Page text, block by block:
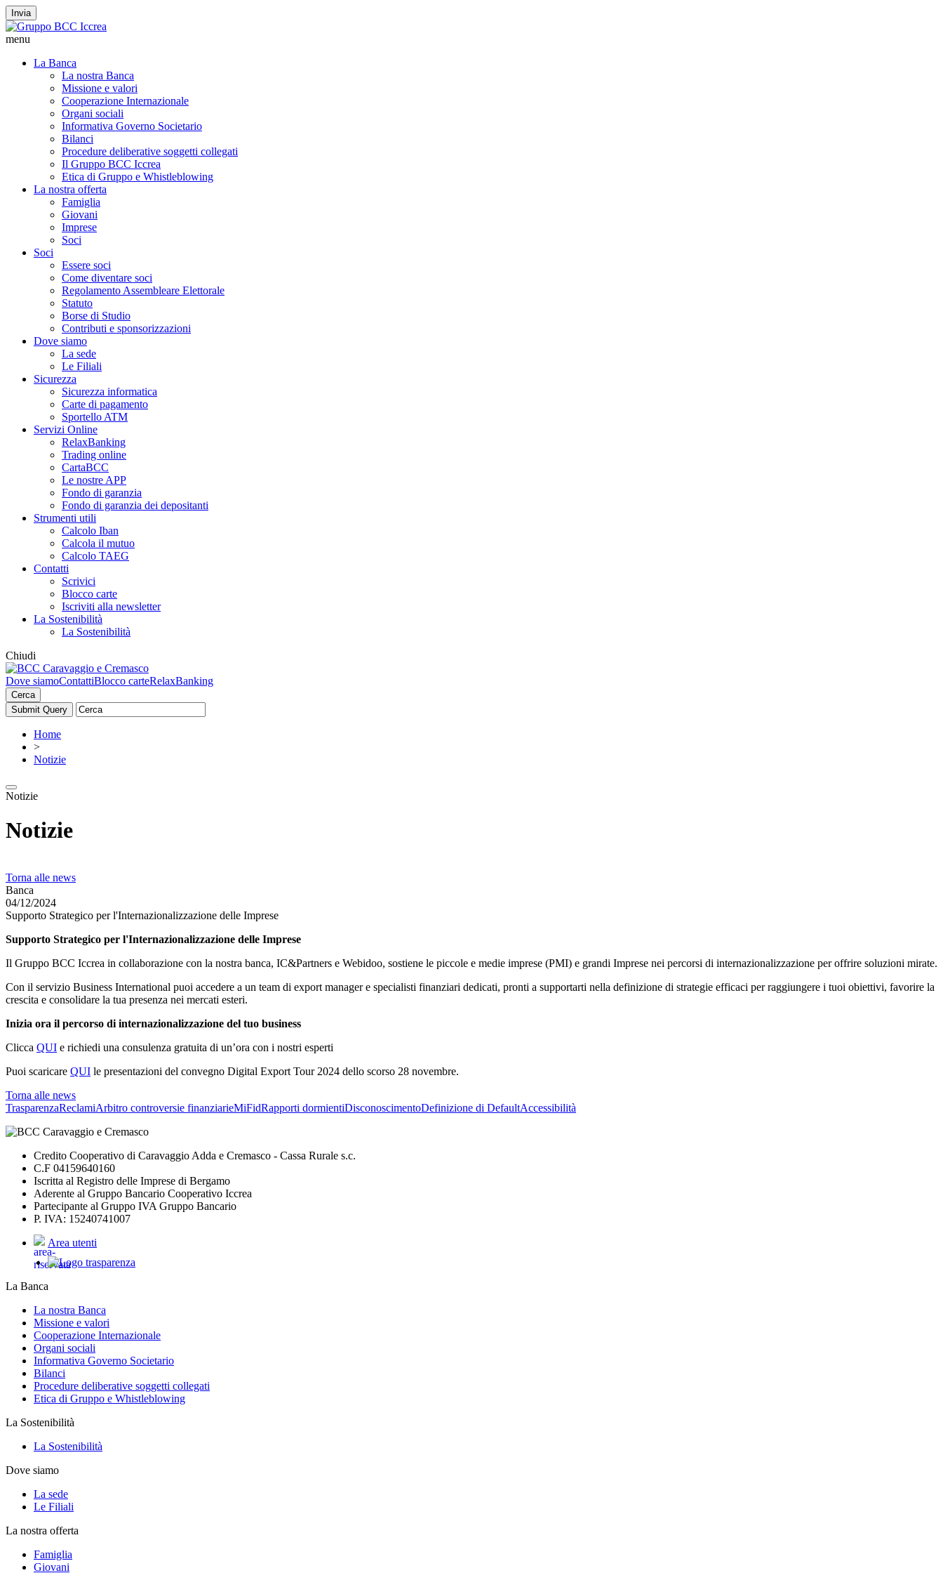
Invia
menu
La Banca
La nostra Banca
Missione e valori
Cooperazione Internazionale
Organi sociali
Informativa Governo Societario
Bilanci
Procedure deliberative soggetti collegati
Il Gruppo BCC Iccrea
Etica di Gruppo e Whistleblowing
La nostra offerta
Famiglia
Giovani
Imprese
Soci
Soci
Essere soci
Come diventare soci
Regolamento Assembleare Elettorale
Statuto
Borse di Studio
Contributi e sponsorizzazioni
Dove siamo
La sede
Le Filiali
Sicurezza
Sicurezza informatica
Carte di pagamento
Sportello ATM
Servizi Online
RelaxBanking
Trading online
CartaBCC
Le nostre APP
Fondo di garanzia
Fondo di garanzia dei depositanti
Strumenti utili
Calcolo Iban
Calcola il mutuo
Calcolo TAEG
Contatti
Scrivici
Blocco carte
Iscriviti alla newsletter
La Sostenibilità
La Sostenibilità
Chiudi
Dove siamoContattiBlocco carteRelaxBanking
Cerca
Home
>
Notizie
Notizie
Notizie
Torna alle news
Banca
04/12/2024
Supporto Strategico per l'Internazionalizzazione delle Imprese
Supporto Strategico per l'Internazionalizzazione delle Imprese
Il Gruppo BCC Iccrea in collaborazione con la nostra banca, IC&Partners e Webidoo, sostiene le piccole e medie imprese (PMI) e grandi Imprese nei percorsi di internazionalizzazione per offrire soluzioni mirate.
Con il servizio Business International puoi accedere a un team di export manager e specialisti finanziari dedicati, pronti a supportarti nella definizione di strategie efficaci per raggiungere i tuoi obiettivi, favorire la
crescita e consolidare la tua presenza nei mercati esteri.
Inizia ora il percorso di internazionalizzazione del tuo business
Clicca QUI e richiedi una consulenza gratuita di un’ora con i nostri esperti
Puoi scaricare QUI le presentazioni del convegno Digital Export Tour 2024 dello scorso 28 novembre.
Torna alle news
TrasparenzaReclamiArbitro controversie finanziarieMiFidRapporti dormientiDisconoscimentoDefinizione di DefaultAccessibilità
Credito Cooperativo di Caravaggio Adda e Cremasco - Cassa Rurale s.c.
C.F 04159640160
Iscritta al Registro delle Imprese di Bergamo
Aderente al Gruppo Bancario Cooperativo Iccrea
Partecipante al Gruppo IVA Gruppo Bancario
P. IVA: 15240741007
Area utenti
La Banca
La nostra Banca
Missione e valori
Cooperazione Internazionale
Organi sociali
Informativa Governo Societario
Bilanci
Procedure deliberative soggetti collegati
Etica di Gruppo e Whistleblowing
La Sostenibilità
La Sostenibilità
Dove siamo
La sede
Le Filiali
La nostra offerta
Famiglia
Giovani